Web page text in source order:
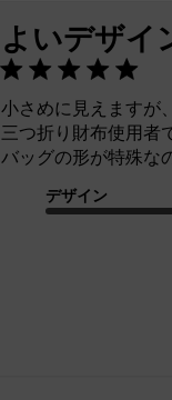
よいデザイ
小さめに見えますが
三つ折り財布使用者
バッグの形が特殊な
デザイン